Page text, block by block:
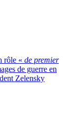
rôle « de premier
de guerre en
Zelensky